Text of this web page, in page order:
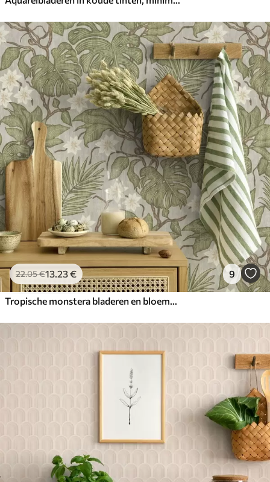
22.05€13.23€ 9
Tropische monstera bladeren en bloemen op een grijze achtergrond